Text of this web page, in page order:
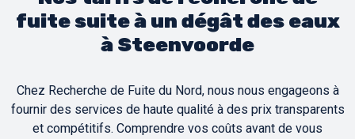
fuite suite à un dégât des eaux
à Steenvoorde
Chez Recherche de Fuite du Nord, nous nous engageons à
fournir des services de haute qualité à des prix transparents
et compétitifs. Comprendre vos coûts avant de vous